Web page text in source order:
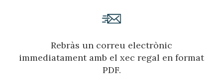
Gestionar la meva reserva
Rebràs un correu electrònic
immediatament amb el xec regal en format
PDF.